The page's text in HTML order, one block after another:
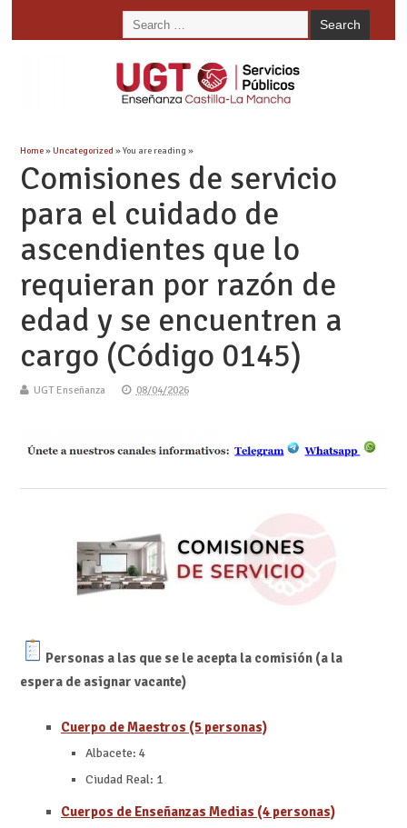
Home»Uncategorized » You are reading »
Comisiones de servicio
para el cuidado de
ascendientes que lo
requieran por razón de
edad y se encuentren a
cargo (Código 0145)
UGT Enseñanza 08/04/2026
Personas a las que se le acepta la comisión (a la
espera de asignar vacante)
Cuerpo de Maestros (5 personas)
Albacete: 4
Ciudad Real: 1
Cuerpos de Enseñanzas Medias (4 personas)